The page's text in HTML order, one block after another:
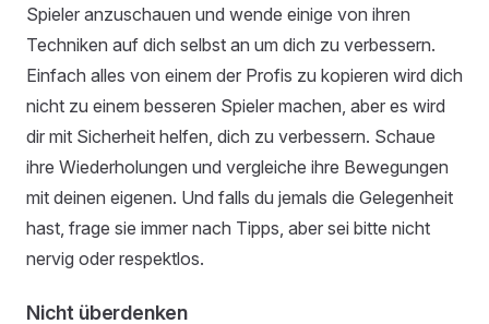
Spieler anzuschauen und wende einige von ihren
Techniken auf dich selbst an um dich zu verbessern.
Einfach alles von einem der Profis zu kopieren wird dich
nicht zu einem besseren Spieler machen, aber es wird
dir mit Sicherheit helfen, dich zu verbessern. Schaue
ihre Wiederholungen und vergleiche ihre Bewegungen
mit deinen eigenen. Und falls du jemals die Gelegenheit
hast, frage sie immer nach Tipps, aber sei bitte nicht
nervig oder respektlos.
Nicht überdenken